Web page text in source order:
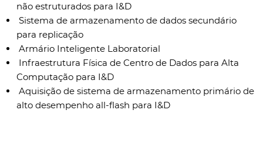
não estruturados para I&D
Sistema de armazenamento de dados secundário
para replicação
Armário Inteligente Laboratorial
Infraestrutura Física de Centro de Dados para Alta
Computação para I&D
Aquisição de sistema de armazenamento primário de
alto desempenho all-flash para I&D